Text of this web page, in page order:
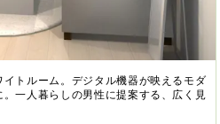
トルーム。デジタル機器が映えるモダ
一人暮らしの男性に提案する、広く見